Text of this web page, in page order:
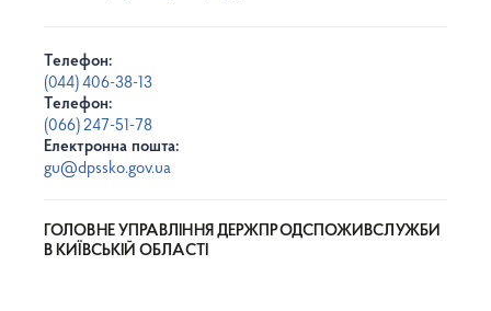
Телефон:
(044) 406-38-13
Телефон:
(066) 247-51-78
Електронна пошта:
gu@dpssko.gov.ua
ГОЛОВНЕ УПРАВЛІННЯ ДЕРЖПРОДСПОЖИВСЛУЖБИ
В КИЇВСЬКІЙ ОБЛАСТІ